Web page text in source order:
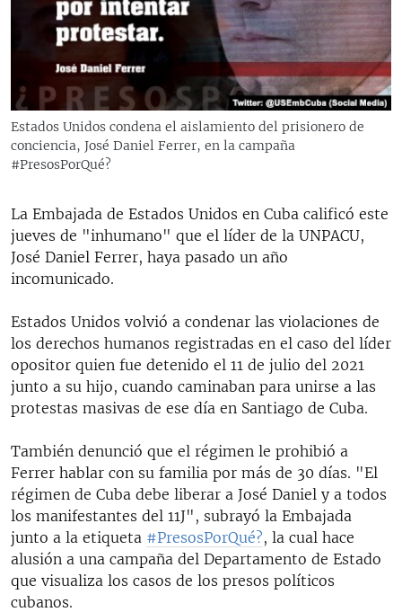
RADIO MARTÍ
ESPECIALES
LA REALIDAD DE LA VIVIENDA EN CUBA
SER VIEJO EN CUBA
LOS SANTOS DE HIALEAH
DESINFORMACIÓN RUSA EN AMÉRICA LATINA
LA INVASIÓN DE RUSIA A UCRANIA
EDITORIALES
SÍGUENOS
Estados Unidos condena el aislamiento del prisionero de
conciencia, José Daniel Ferrer, en la campaña
#PresosPorQué?
La Embajada de Estados Unidos en Cuba calificó este
jueves de "inhumano" que el líder de la UNPACU,
José Daniel Ferrer, haya pasado un año
incomunicado.
Estados Unidos volvió a condenar las violaciones de
los derechos humanos registradas en el caso del líder
opositor quien fue detenido el 11 de julio del 2021
junto a su hijo, cuando caminaban para unirse a las
protestas masivas de ese día en Santiago de Cuba.
También denunció que el régimen le prohibió a
Ferrer hablar con su familia por más de 30 días. "El
régimen de Cuba debe liberar a José Daniel y a todos
los manifestantes del 11J", subrayó la Embajada
junto a la etiqueta #PresosPorQué?, la cual hace
alusión a una campaña del Departamento de Estado
que visualiza los casos de los presos políticos
cubanos.